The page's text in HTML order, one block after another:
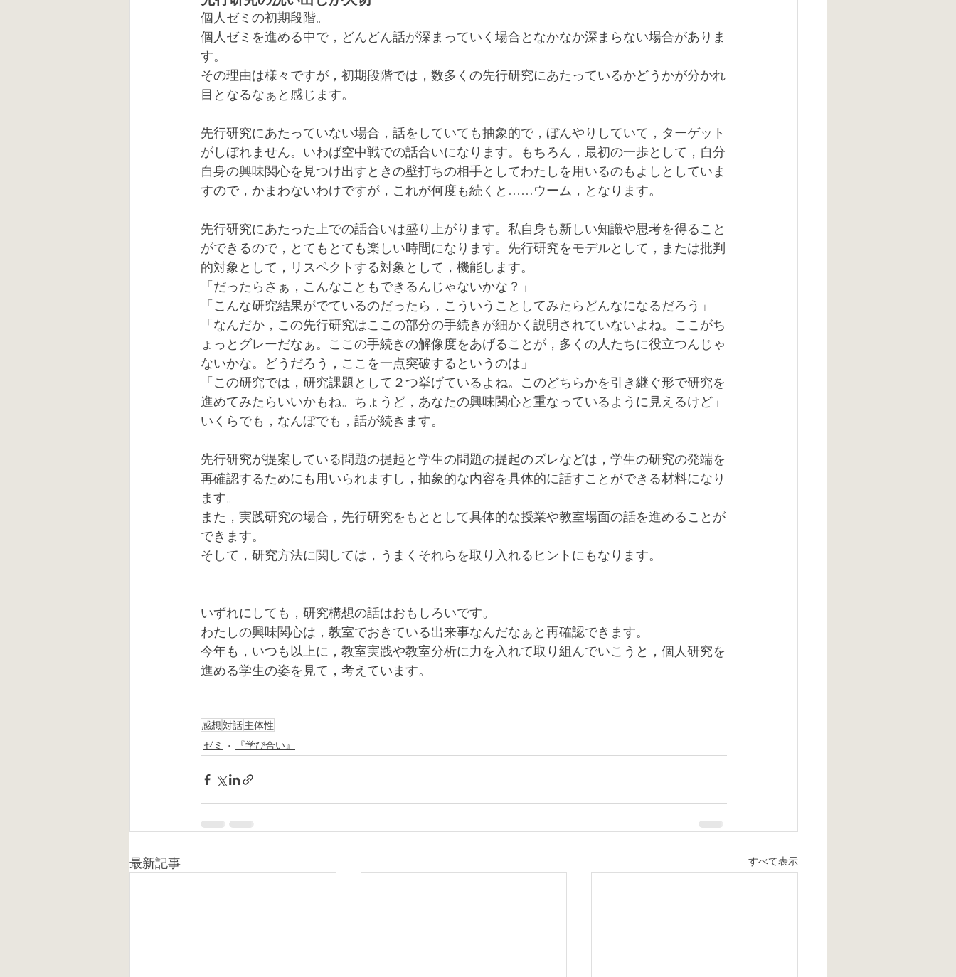
個人ゼミの初期段階。
個人ゼミを進める中で，どんどん話が深まっていく場合となかなか深まらない場合がありま
す。
その理由は様々ですが，初期段階では，数多くの先行研究にあたっているかどうかが分かれ
目となるなぁと感じます。
先行研究にあたっていない場合，話をしていても抽象的で，ぼんやりしていて，ターゲット
がしぼれません。いわば空中戦での話合いになります。もちろん，最初の一歩として，自分
自身の興味関心を見つけ出すときの壁打ちの相手としてわたしを用いるのもよしとしていま
すので，かまわないわけですが，これが何度も続くと……ウーム，となります。
先行研究にあたった上での話合いは盛り上がります。私自身も新しい知識や思考を得ること
ができるので，とてもとても楽しい時間になります。先行研究をモデルとして，または批判
的対象として，リスペクトする対象として，機能します。
「だったらさぁ，こんなこともできるんじゃないかな？」
「こんな研究結果がでているのだったら，こういうことしてみたらどんなになるだろう」
「なんだか，この先行研究はここの部分の手続きが細かく説明されていないよね。ここがち
ょっとグレーだなぁ。ここの手続きの解像度をあげることが，多くの人たちに役立つんじゃ
ないかな。どうだろう，ここを一点突破するというのは」
「この研究では，研究課題として２つ挙げているよね。このどちらかを引き継ぐ形で研究を
進めてみたらいいかもね。ちょうど，あなたの興味関心と重なっているように見えるけど」
いくらでも，なんぼでも，話が続きます。
先行研究が提案している問題の提起と学生の問題の提起のズレなどは，学生の研究の発端を
再確認するためにも用いられますし，抽象的な内容を具体的に話すことができる材料になり
ます。
また，実践研究の場合，先行研究をもととして具体的な授業や教室場面の話を進めることが
できます。
そして，研究方法に関しては，うまくそれらを取り入れるヒントにもなります。
いずれにしても，研究構想の話はおもしろいです。
わたしの興味関心は，教室でおきている出来事なんだなぁと再確認できます。
今年も，いつも以上に，教室実践や教室分析に力を入れて取り組んでいこうと，個人研究を
進める学生の姿を見て，考えています。
感想対話主体性
ゼミ
『学び合い』
最新記事 すべて表示